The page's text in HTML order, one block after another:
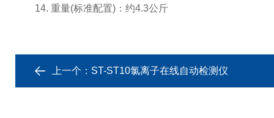
14. 重量(标准配置)：约4.3公斤
上一个： ST-ST10氯离子在线自动检测仪